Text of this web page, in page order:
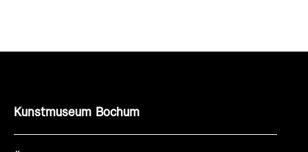
Kunstmuseum Bochum